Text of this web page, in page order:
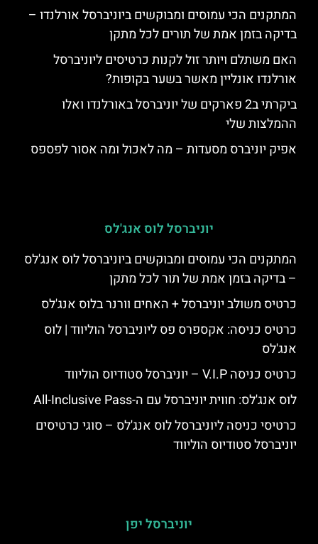
המתקנים הכי עמוסים ומבוקשים ביוניברסל אורלנדו –
בדיקה בזמן אמת של תורים לכל מתקן
האם משתלם ויותר זול לקנות כרטיסים ליוניברסל
אורלנדו אונליין מאשר בשער בקופות?
ביקרתי ב2 פארקים של יוניברסל באורלנדו ואלו
ההמלצות שלי
אפיק יוניברס מסעדות – מה לאכול ומה אסור לפספס
יוניברסל לוס אנג'לס
המתקנים הכי עמוסים ומבוקשים ביוניברסל לוס אנג'לס
– בדיקה בזמן אמת של תור לכל מתקן
כרטיס משולב יוניברסל + האחים וורנר בלוס אנג'לס
כרטיס כניסה: אקספרס פס ליוניברסל הוליווד | לוס
אנג'לס
כרטיס כניסה V.I.P – יוניברסל סטודיוס הוליווד
לוס אנג'לס: חווית יוניברסל עם ה-All-Inclusive Pass
כרטיסי כניסה ליוניברסל לוס אנג'לס – סוגי כרטיסים
יוניברסל סטודיוס הוליווד
יוניברסל יפן